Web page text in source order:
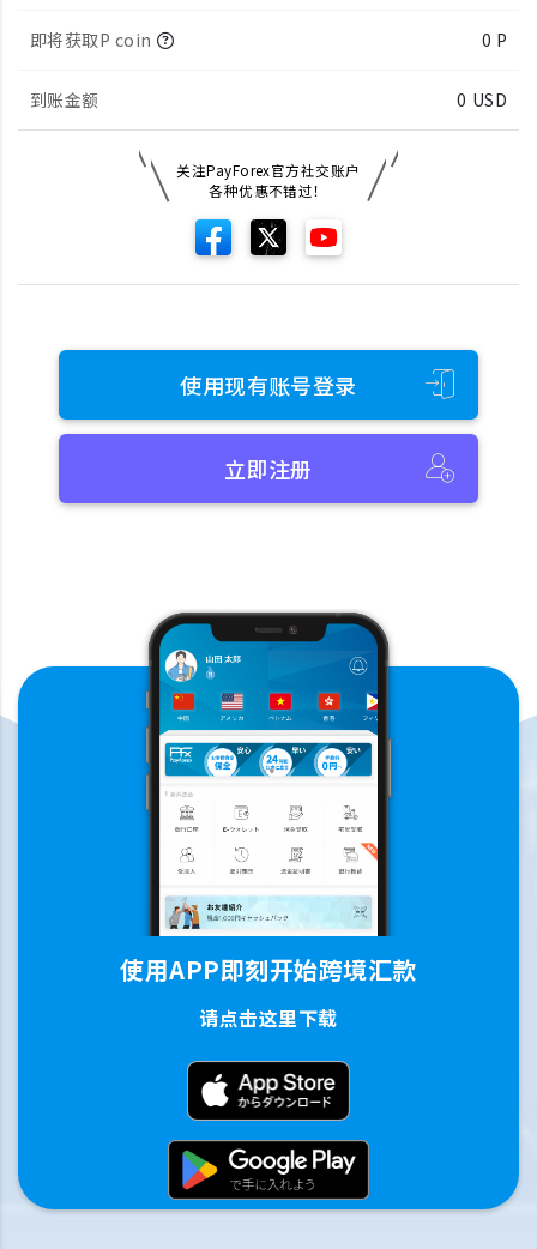
即将获取P coin 0 P
到账金额 0 USD
关注PayForex官方社交账户
各种优惠不错过！
使用现有账号登录
立即注册
使用APP即刻开始跨境汇款
请点击这里下载